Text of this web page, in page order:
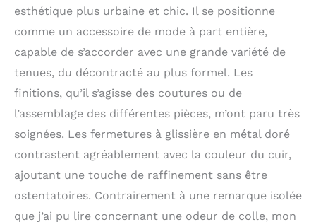
pouces. SAC À DOS
PRATIQUE: D'après
Outlook, ce sac à dos
ressemble à un sac à
dos normal, il y a 2
poches à l'avant, mais
c'est un sac à dos, la
poche principale est
l'arrière, elle est très
pratique et sûre à
mettre vos objets
poche principale.
CARACTÉRISTIQUE
esthétique plus urbaine et chic. Il se positionne
comme un accessoire de mode à part entière,
capable de s’accorder avec une grande variété de
tenues, du décontracté au plus formel. Les
finitions, qu’il s’agisse des coutures ou de
l’assemblage des différentes pièces, m’ont paru très
soignées. Les fermetures à glissière en métal doré
contrastent agréablement avec la couleur du cuir,
ajoutant une touche de raffinement sans être
ostentatoires. Contrairement à une remarque isolée
que j’ai pu lire concernant une odeur de colle, mon